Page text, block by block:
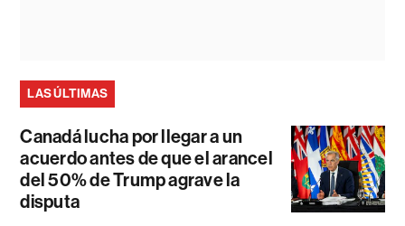
LAS ÚLTIMAS
Canadá lucha por llegar a un
acuerdo antes de que el arancel
del 50% de Trump agrave la
disputa